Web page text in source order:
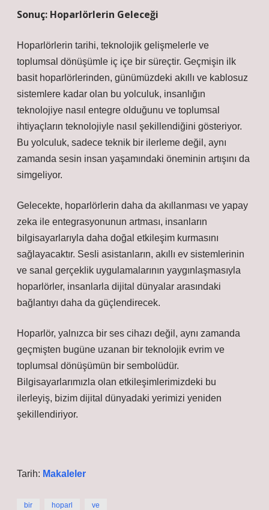
Sonuç: Hoparlörlerin Geleceği
Hoparlörlerin tarihi, teknolojik gelişmelerle ve
toplumsal dönüşümle iç içe bir süreçtir. Geçmişin ilk
basit hoparlörlerinden, günümüzdeki akıllı ve kablosuz
sistemlere kadar olan bu yolculuk, insanlığın
teknolojiye nasıl entegre olduğunu ve toplumsal
ihtiyaçların teknolojiyle nasıl şekillendiğini gösteriyor.
Bu yolculuk, sadece teknik bir ilerleme değil, aynı
zamanda sesin insan yaşamındaki öneminin artışını da
simgeliyor.
Gelecekte, hoparlörlerin daha da akıllanması ve yapay
zeka ile entegrasyonunun artması, insanların
bilgisayarlarıyla daha doğal etkileşim kurmasını
sağlayacaktır. Sesli asistanların, akıllı ev sistemlerinin
ve sanal gerçeklik uygulamalarının yaygınlaşmasıyla
hoparlörler, insanlarla dijital dünyalar arasındaki
bağlantıyı daha da güçlendirecek.
Hoparlör, yalnızca bir ses cihazı değil, aynı zamanda
geçmişten bugüne uzanan bir teknolojik evrim ve
toplumsal dönüşümün bir sembolüdür.
Bilgisayarlarımızla olan etkileşimlerimizdeki bu
ilerleyiş, bizim dijital dünyadaki yerimizi yeniden
şekillendiriyor.
Tarih: Makaleler
bir hoparl ve